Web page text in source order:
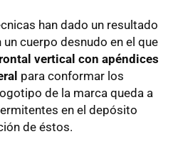
han dado un resultado
cuerpo desnudo en el que
vertical con apéndices
para conformar los
de la marca queda a
en el depósito
de éstos.